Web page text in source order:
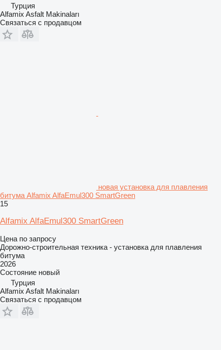
Турция
Alfamix Asfalt Makinaları
Связаться с продавцом
новая установка для плавления
битума Alfamix AlfaEmul300 SmartGreen
15
Alfamix AlfaEmul300 SmartGreen
Цена по запросу
Дорожно-строительная техника - установка для плавления
битума
2026
Состояние новый
Турция
Alfamix Asfalt Makinaları
Связаться с продавцом